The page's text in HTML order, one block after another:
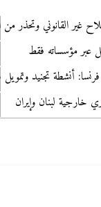
غير القانوني وتحذر من
عبر مؤسساته فقط
فرنسا: أنشطة تجنيد
خارجية لبنان وإيران